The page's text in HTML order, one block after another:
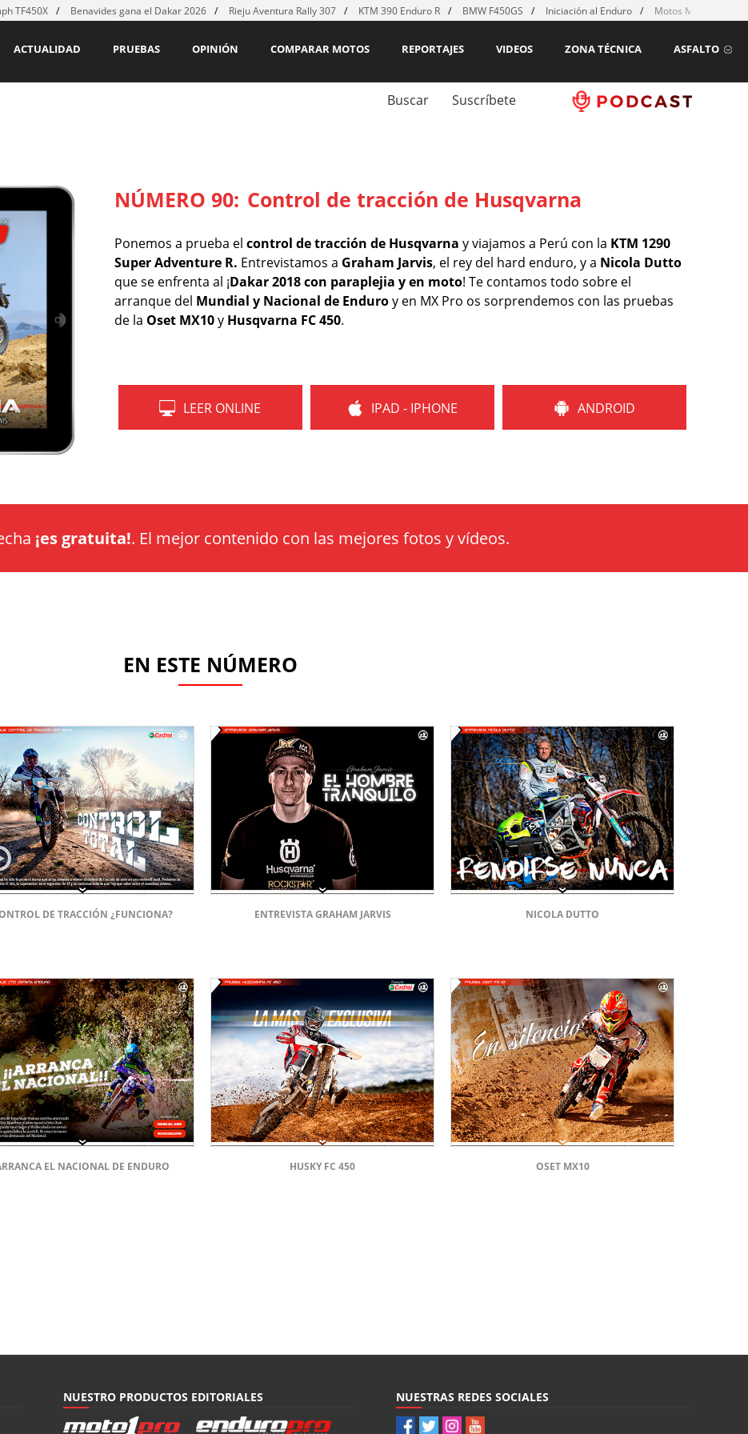
TF450X Benavides gana el Dakar 2026 Rieju Aventura Rally 307 KTM 390 Enduro R BMW F450GS Iniciación al Enduro Motos MX para
ASFALTO
ZONA TÉCNICA
VIDEOS
REPORTAJES
COMPARAR MOTOS
OPINIÓN
PRUEBAS
ACTUALIDAD
Buscar Suscríbete
NÚMERO 90: Control de tracción de Husqvarna
Ponemos a prueba el control de tracción de Husqvarna y viajamos a Perú con la KTM 1290
Super Adventure R. Entrevistamos a Graham Jarvis, el rey del hard enduro, y a Nicola Dutto
que se enfrenta al ¡Dakar 2018 con paraplejia y en moto! Te contamos todo sobre el
arranque del Mundial y Nacional de Enduroy en MX Pro os sorprendemos con las pruebas
de la Oset MX10y Husqvarna FC 450.
LEER ONLINE IPAD - IPHONE ANDROID
¡es gratuita!. El mejor contenido con las mejores fotos y vídeos.
EN ESTE NÚMERO
DE TRACCIÓN ¿FUNCIONA? ENTREVISTA GRAHAM JARVIS NICOLA DUTTO
EL NACIONAL DE ENDURO HUSKY FC 450 OSET MX10
NUESTRO PRODUCTOS EDITORIALES NUESTRAS REDES SOCIALES